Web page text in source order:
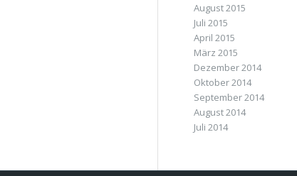
August 2015
Juli 2015
April 2015
März 2015
Dezember 2014
Oktober 2014
September 2014
August 2014
Juli 2014